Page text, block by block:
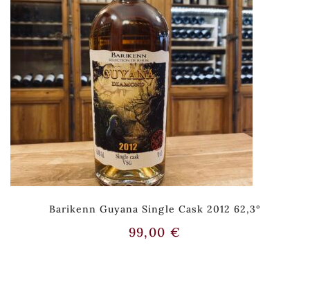
Barikenn Guyana Single Cask 2012 62,3°
99,00 €